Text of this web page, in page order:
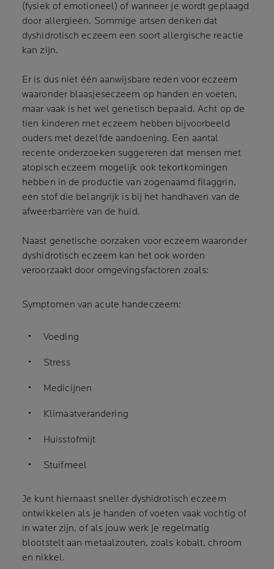
(fysiek of emotioneel) of wanneer je wordt geplaagd
door allergieën. Sommige artsen denken dat
dyshidrotisch eczeem een soort allergische reactie
kan zijn.
Er is dus niet één aanwijsbare reden voor eczeem
waaronder blaasjeseczeem op handen en voeten,
maar vaak is het wel genetisch bepaald. Acht op de
tien kinderen met eczeem hebben bijvoorbeeld
ouders met dezelfde aandoening. Een aantal
recente onderzoeken suggereren dat mensen met
atopisch eczeem mogelijk ook tekortkomingen
hebben in de productie van zogenaamd filaggrin,
een stof die belangrijk is bij het handhaven van de
afweerbarrière van de huid.
Naast genetische oorzaken voor eczeem waaronder
dyshidrotisch eczeem kan het ook worden
veroorzaakt door omgevingsfactoren zoals:
Symptomen van acute handeczeem:
Voeding
Stress
Medicijnen
Klimaatverandering
Huisstofmijt
Stuifmeel
Je kunt hiernaast sneller dyshidrotisch eczeem
ontwikkelen als je handen of voeten vaak vochtig of
in water zijn, of als jouw werk je regelmatig
blootstelt aan metaalzouten, zoals kobalt, chroom
en nikkel.